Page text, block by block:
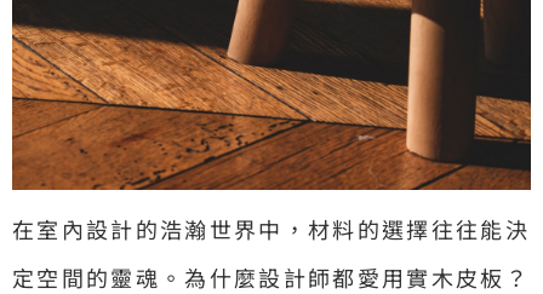
在室內設計的浩瀚世界中，材料的選擇往往能決
定空間的靈魂。為什麼設計師都愛用實木皮板？